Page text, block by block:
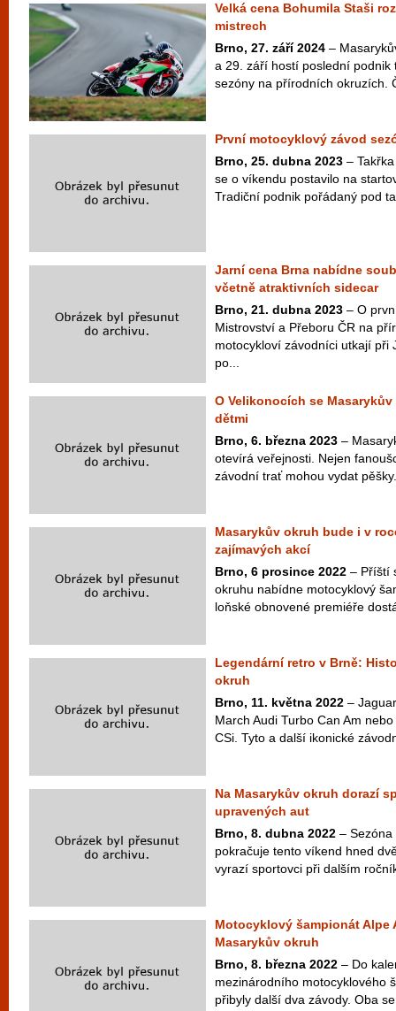
Velká cena Bohumila Staši
mistrech
Brno, 27. září 2024 –
a 29. září hostí poslední podnik
sezóny na přírodních okruzích.
První motocyklový závod
Brno, 25. dubna 2023 –
se o víkendu postavilo na
Tradiční podnik pořádaný pod
Jarní cena Brna nabídne
včetně atraktivních sidecar
Brno, 21. dubna 2023 – O
Mistrovství a Přeboru ČR na
motocykloví závodníci utkají při
po...
O Velikonocích se
dětmi
Brno, 6. března 2023 –
otevírá veřejnosti. Nejen
závodní trať mohou vydat
Masarykův okruh bude i v
zajímavých akcí
Brno, 6 prosince 2022 – Příští
okruhu nabídne motocyklový
loňské obnovené premiéře
Legendární retro v Brně:
okruh
Brno, 11. května 2022 –
March Audi Turbo Can Am
CSi. Tyto a další ikonické
Na Masarykův okruh dorazí
upravených aut
Brno, 8. dubna 2022 –
pokračuje tento víkend hned
vyrazí sportovci při dalším
Motocyklový šampionát Alpe
Masarykův okruh
Brno, 8. března 2022 – Do
mezinárodního motocyklového
přibyly další dva závody. Oba